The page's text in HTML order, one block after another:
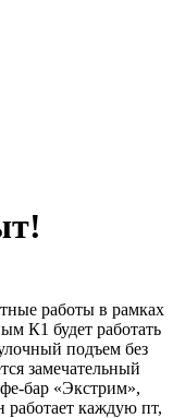
работы в рамках
К1 будет работать
подъем без
замечательный
бар «Экстрим»,
работает каждую пт,